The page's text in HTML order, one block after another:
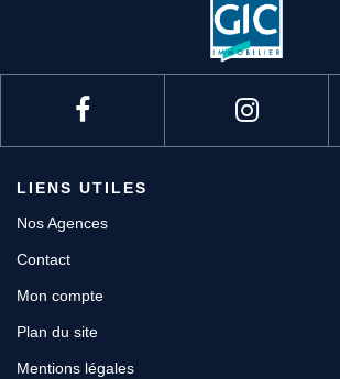
LIENS UTILES
Nos Agences
Contact
Mon compte
Plan du site
Mentions légales